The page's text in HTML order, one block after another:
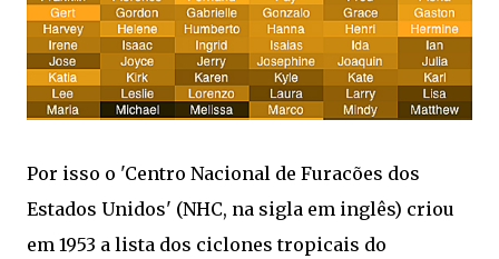
Por isso o 'Centro Nacional de Furacões dos
Estados Unidos' (NHC, na sigla em inglês) criou
em 1953 a lista dos ciclones tropicais do